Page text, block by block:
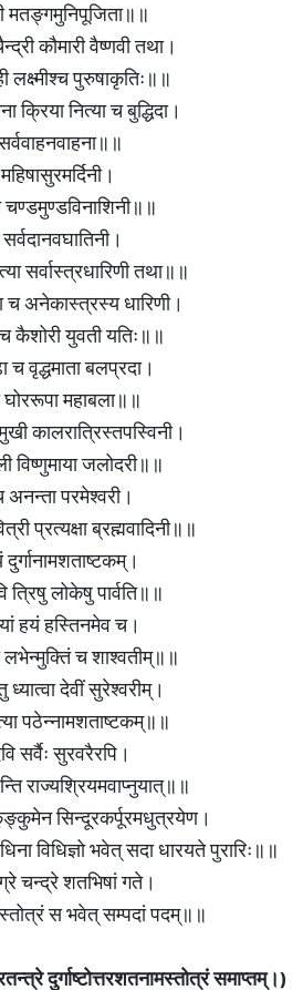
मतङ्गमुनिपूजिता॥॥
कौमारी वैष्णवी तथा।
लक्ष्मीश्च पुरुषाकृतिः॥॥
क्रिया नित्या च बुद्धिदा।
सर्वास्त्रधारिणी तथा॥॥
अनेकास्त्रस्य धारिणी।
कैशोरी युवती यतिः॥॥
च वृद्धमाता बलप्रदा।
महाबला॥॥
कालरात्रिस्तपस्विनी।
विष्णुमाया जलोदरी॥॥
अनन्ता परमेश्वरी।
प्रत्यक्षा ब्रह्मवादिनी॥॥
त्रिषु लोकेषु पार्वति॥॥
हयं हस्तिनमेव च।
लभेन्मुक्तिं च शाश्वतीम्॥॥
ध्यात्वा देवीं सुरेश्वरीम्।
पठेन्नामशताष्टकम्॥॥
सर्वैः सुरवरैरपि।
राज्यश्रियमवाप्नुयात्॥॥
सिन्दूरकर्पूरमधुत्रयेण।
विधिज्ञो भवेत् सदा धारयते पुरारिः॥॥
चन्द्रे शतभिषां गते।
स भवेत् सम्पदां पदम्॥॥
दुर्गाष्टोत्तरशतनामस्तोत्रंसमाप्तम्।)